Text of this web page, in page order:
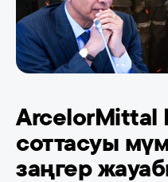
ArcelorMittal
соттасуы
заңгер